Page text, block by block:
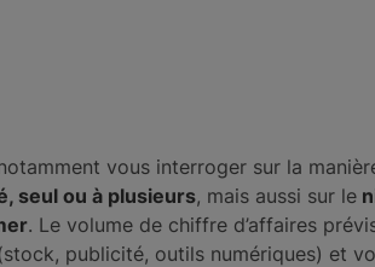
vous interroger sur la
seul ou à plusieurs, mais aussi sur le
. Le volume de chiffre d’affaires
publicité, outils numériques) et